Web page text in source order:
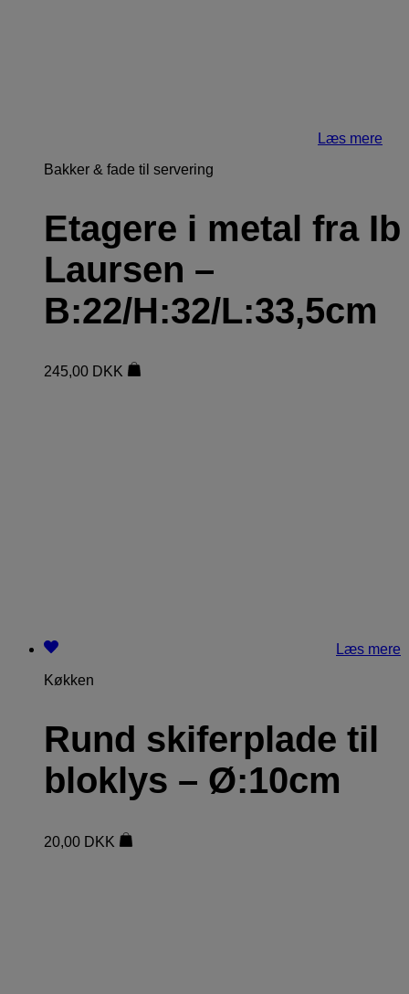
Læs mere
Bakker & fade til servering
Etagere i metal fra Ib
Laursen –
B:22/H:32/L:33,5cm
245,00 DKK
Læs mere
Køkken
Rund skiferplade til
bloklys – Ø:10cm
20,00 DKK